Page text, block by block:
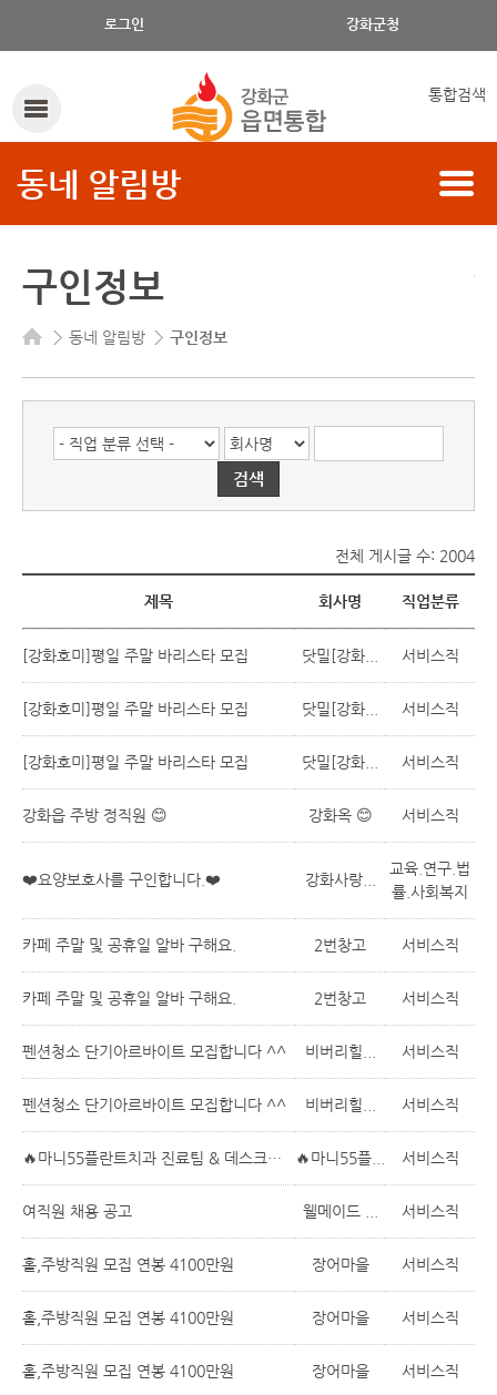
로그인 강화군청
통합검색
동네 알림방
구인정보
동네 알림방 구인정보
전체 게시글 수: 2004
제목 회사명 직업분류
[강화호미]평일 주말 바리스타 모집 닷밀[강화... 서비스직
[강화호미]평일 주말 바리스타 모집 닷밀[강화... 서비스직
[강화호미]평일 주말 바리스타 모집 닷밀[강화... 서비스직
강화읍 주방 정직원 😊 강화옥 😊 서비스직
❤️요양보호사를 구인합니다.❤️ 강화사랑...
교육.연구.법
률.사회복지
카페 주말 및 공휴일 알바 구해요. 2번창고 서비스직
카페 주말 및 공휴일 알바 구해요. 2번창고 서비스직
펜션청소 단기아르바이트 모집합니다 ^^ 비버리힐... 서비스직
펜션청소 단기아르바이트 모집합니다 ^^ 비버리힐... 서비스직
🔥마니55플란트치과 진료팀 & 데스크팀 채용🔥 🔥마니55플... 서비스직
여직원 채용 공고 웰메이드 ... 서비스직
홀,주방직원 모집 연봉 4100만원 장어마을 서비스직
홀,주방직원 모집 연봉 4100만원 장어마을 서비스직
홀,주방직원 모집 연봉 4100만원 장어마을 서비스직